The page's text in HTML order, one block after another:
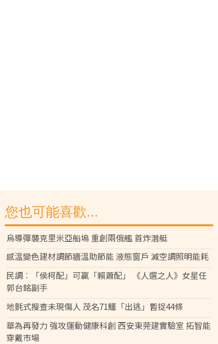
您也可能喜歡...
烏導彈襲克里米亞船塢 重創兩俄艦 首炸潛艇
感溫變色建材調節牆溫助節能 液態窗戶 減空調照明能耗
民調︰「侯柯配」可贏「賴蕭配」 《人選之人》女星任
郭台銘副手
地氈式搜查未現傷人 茂名71鱷「出逃」暫捉44條
華為再發力 強攻運動健康科創 西安東莞建實驗室 拓智能
穿戴市場